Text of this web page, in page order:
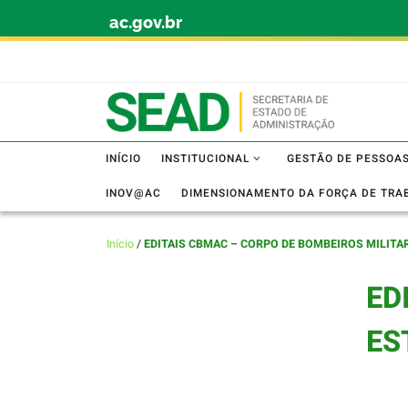
ac.gov.br
INÍCIO INSTITUCIONAL GESTÃO DE PESSOAS
INOV@AC DIMENSIONAMENTO DA FORÇA DE
Início/EDITAIS CBMAC – CORPO DE BOMBEIROS